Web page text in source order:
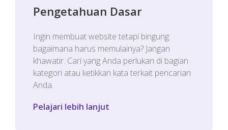
Pengetahuan Dasar
Ingin membuat website tetapi bingung
bagaimana harus memulainya? Jangan
khawatir. Cari yang Anda perlukan di bagian
kategori atau ketikkan kata terkait pencarian
Anda.
Pelajari lebih lanjut